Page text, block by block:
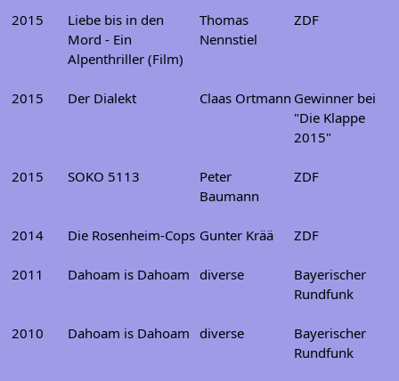
2015
Liebe bis in den
Mord - Ein
Alpenthriller (Film)
Thomas
Nennstiel
ZDF
2015 Der Dialekt Claas Ortmann Gewinner bei
"Die Klappe
2015"
2015 SOKO 5113
Peter
Baumann
ZDF
2014 Die Rosenheim-Cops Gunter Krää ZDF
2011 Dahoam is Dahoam diverse
Bayerischer
Rundfunk
2010 Dahoam is Dahoam diverse
Bayerischer
Rundfunk